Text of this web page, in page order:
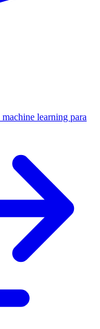
learning para